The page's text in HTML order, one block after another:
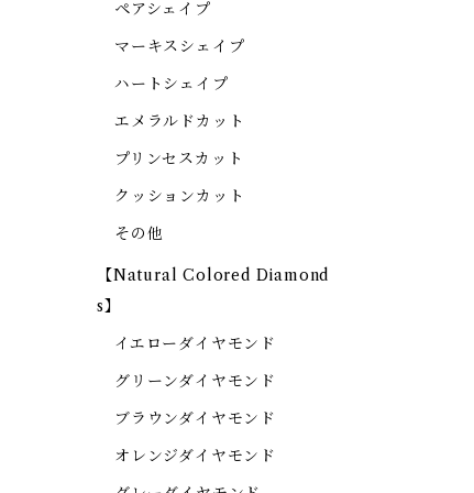
ペアシェイプ
マーキスシェイプ
ハートシェイプ
エメラルドカット
プリンセスカット
クッションカット
その他
【Natural Colored Diamond
s】
イエローダイヤモンド
グリーンダイヤモンド
ブラウンダイヤモンド
オレンジダイヤモンド